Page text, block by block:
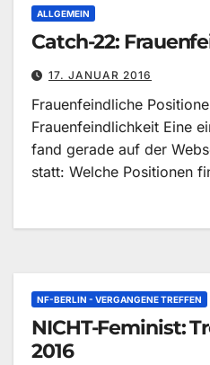
ALLGEMEIN
Catch-22:
17. JANUAR 2016
Frauenfeindliche
Frauenfeindlichkeit Eine
fand gerade auf der
statt: Welche Positionen
NF-BERLIN - VERGANGENE TREFFEN
NICHT-Feminist:
2016